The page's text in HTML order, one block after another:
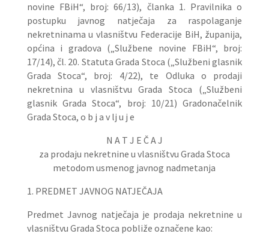
novine FBiH“, broj: 66/13), članka 1. Pravilnika o
postupku javnog natječaja za raspolaganje
nekretninama u vlasništvu Federacije BiH, županija,
općina i gradova („Službene novine FBiH“, broj:
17/14), čl. 20. Statuta Grada Stoca („Službeni glasnik
Grada Stoca“, broj: 4/22), te Odluka o prodaji
nekretnina u vlasništvu Grada Stoca („Službeni
glasnik Grada Stoca“, broj: 10/21) Gradonačelnik
Grada Stoca, o b j a v lj u j e
N A T J E Č A J
za prodaju nekretnine u vlasništvu Grada Stoca
metodom usmenog javnog nadmetanja
1. PREDMET JAVNOG NATJEČAJA
Predmet Javnog natječaja je prodaja nekretnine u
vlasništvu Grada Stoca pobliže označene kao: